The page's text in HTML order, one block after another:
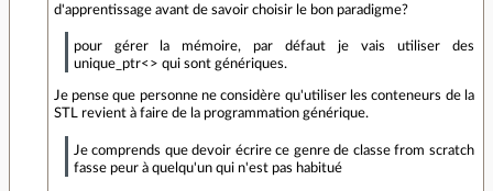
d'apprentissage avant de savoir choisir le bon paradigme?
pour gérer la mémoire, par défaut je vais utiliser des
unique_ptr<> qui sont génériques.
Je pense que personne ne considère qu'utiliser les conteneurs de la
STL revient à faire de la programmation générique.
Je comprends que devoir écrire ce genre de classe from scratch
fasse peur à quelqu'un qui n'est pas habitué